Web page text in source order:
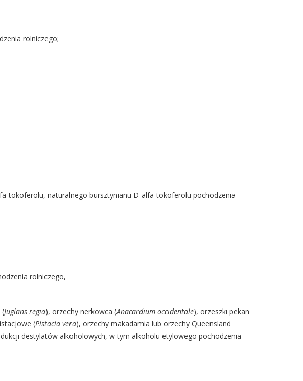
rolniczego;
tokoferolu, naturalnego bursztynianu D-alfa-tokoferolu pochodzenia
rolniczego,
(Juglans regia), orzechy nerkowca (Anacardium occidentale), orzeszki pekan
(Pistacia vera), orzechy makadamia lub orzechy Queensland
destylatów alkoholowych, w tym alkoholu etylowego pochodzenia